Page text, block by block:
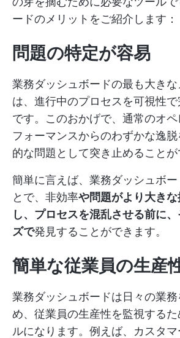
ードのメリットをご紹介します：
問題の特定が容易
業務ダッシュボードの最も大き
は、進行中のプロセスを可視性で
です。このおかげで、通常のオ
フォーマンスからのわずかな逸
的な問題として突き止めることが
簡単に言えば、業務ダッシュボー
とで、非効率や問題がより大き
し、プロセスを混乱させる前に
ズで発見することができます。
簡単な従業員の生産
業務ダッシュボードは日々の業
め、従業員の生産性を監視する
ルになります。例えば、カスタ